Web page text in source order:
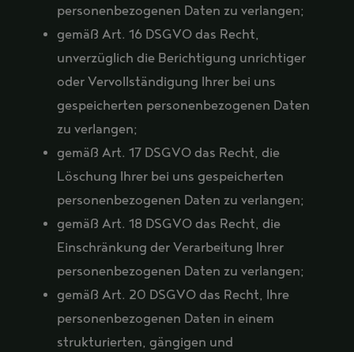
personenbezogenen Daten zu verlangen;
gemäß Art. 16 DSGVO das Recht,
unverzüglich die Berichtigung unrichtiger
oder Vervollständigung Ihrer bei uns
gespeicherten personenbezogenen Daten
zu verlangen;
gemäß Art. 17 DSGVO das Recht, die
Löschung Ihrer bei uns gespeicherten
personenbezogenen Daten zu verlangen;
gemäß Art. 18 DSGVO das Recht, die
Einschränkung der Verarbeitung Ihrer
personenbezogenen Daten zu verlangen;
gemäß Art. 20 DSGVO das Recht, Ihre
personenbezogenen Daten in einem
strukturierten, gängigen und